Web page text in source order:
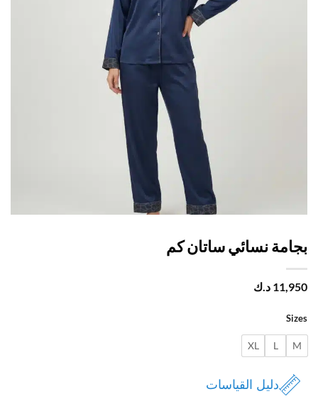
نسائي ساتان كم
د.ك
L
XL
دليل القياسات